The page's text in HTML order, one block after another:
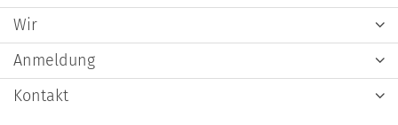
Wir
Anmeldung
Kontakt